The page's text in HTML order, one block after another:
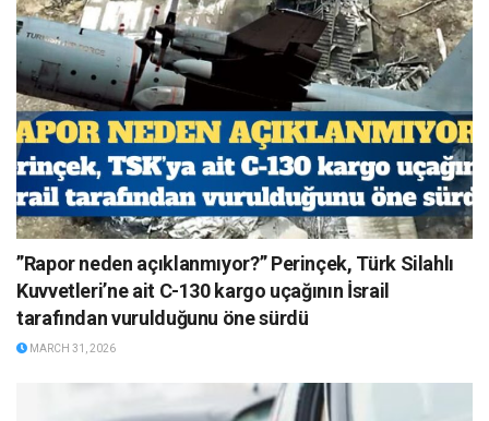
”Rapor neden açıklanmıyor?” Perinçek, Türk Silahlı
Kuvvetleri’ne ait C-130 kargo uçağının İsrail
tarafından vurulduğunu öne sürdü
MARCH 31, 2026